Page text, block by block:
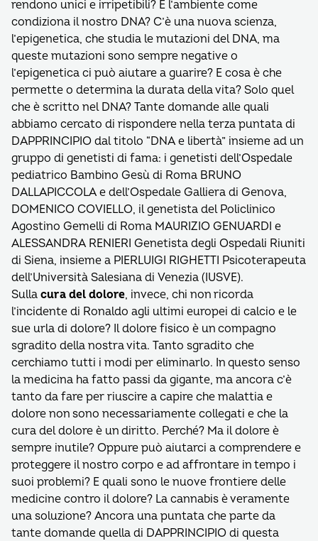
rendono unici e irripetibili? E l’ambiente come
condiziona il nostro DNA? C’è una nuova scienza,
l’epigenetica, che studia le mutazioni del DNA, ma
queste mutazioni sono sempre negative o
l’epigenetica ci può aiutare a guarire? E cosa è che
permette o determina la durata della vita? Solo quel
che è scritto nel DNA? Tante domande alle quali
abbiamo cercato di rispondere nella terza puntata di
DAPPRINCIPIO dal titolo “DNA e libertà” insieme ad un
gruppo di genetisti di fama: i genetisti dell’Ospedale
pediatrico Bambino Gesù di Roma BRUNO
DALLAPICCOLA e dell’Ospedale Galliera di Genova,
DOMENICO COVIELLO, il genetista del Policlinico
Agostino Gemelli di Roma MAURIZIO GENUARDI e
ALESSANDRA RENIERI Genetista degli Ospedali Riuniti
di Siena, insieme a PIERLUIGI RIGHETTI Psicoterapeuta
dell’Università Salesiana di Venezia (IUSVE).
Sulla cura del dolore, invece, chi non ricorda
l’incidente di Ronaldo agli ultimi europei di calcio e le
sue urla di dolore? Il dolore fisico è un compagno
sgradito della nostra vita. Tanto sgradito che
cerchiamo tutti i modi per eliminarlo. In questo senso
la medicina ha fatto passi da gigante, ma ancora c’è
tanto da fare per riuscire a capire che malattia e
dolore non sono necessariamente collegati e che la
cura del dolore è un diritto. Perché? Ma il dolore è
sempre inutile? Oppure può aiutarci a comprendere e
proteggere il nostro corpo e ad affrontare in tempo i
suoi problemi? E quali sono le nuove frontiere delle
medicine contro il dolore? La cannabis è veramente
una soluzione? Ancora una puntata che parte da
tante domande quella di DAPPRINCIPIO di questa